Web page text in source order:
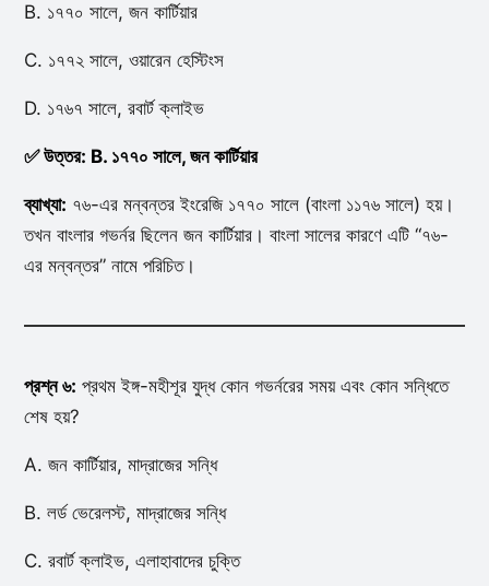
B. ১৭৭০ সালে, জন কার্টিয়ার
C. ১৭৭২ সালে, ওয়ারেন হেস্টিংস
D. ১৭৬৭ সালে, রবার্ট ক্লাইভ
✅ উত্তর: B. ১৭৭০ সালে, জন কার্টিয়ার
ব্যাখ্যা: ৭৬-এর মন্বন্তর ইংরেজি ১৭৭০ সালে (বাংলা ১১৭৬ সালে) হয়।
তখন বাংলার গভর্নর ছিলেন জন কার্টিয়ার। বাংলা সালের কারণে এটি “৭৬-
এর মন্বন্তর” নামে পরিচিত।
প্রশ্ন ৬: প্রথম ইঙ্গ-মহীশূর যুদ্ধ কোন গভর্নরের সময় এবং কোন সন্ধিতে
শেষ হয়?
A. জন কার্টিয়ার, মাদ্রাজের সন্ধি
B. লর্ড ভেরেলস্ট, মাদ্রাজের সন্ধি
C. রবার্ট ক্লাইভ, এলাহাবাদের চুক্তি